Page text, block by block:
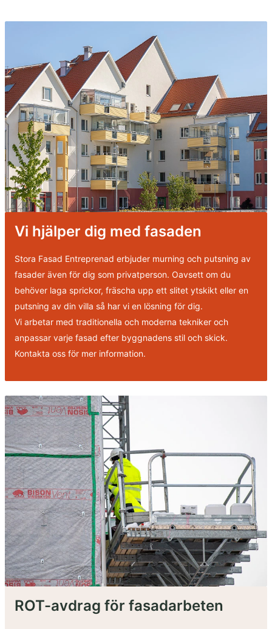
Vi hjälper dig med fasaden
Stora Fasad Entreprenad erbjuder murning och putsning av
fasader även för dig som privatperson. Oavsett om du
behöver laga sprickor, fräscha upp ett slitet ytskikt eller en
putsning av din villa så har vi en lösning för dig.
Vi arbetar med traditionella och moderna tekniker och
anpassar varje fasad efter byggnadens stil och skick.
Kontakta oss för mer information.
ROT-avdrag för fasadarbeten